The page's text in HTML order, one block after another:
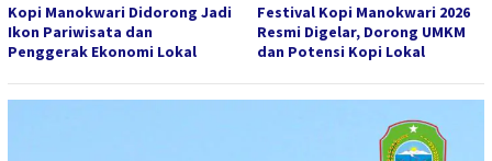
Kopi Manokwari Didorong Jadi
Ikon Pariwisata dan
Penggerak Ekonomi Lokal
Festival Kopi Manokwari 2026
Resmi Digelar, Dorong UMKM
dan Potensi Kopi Lokal